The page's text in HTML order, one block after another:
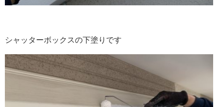
シャッターボックスの下塗りです